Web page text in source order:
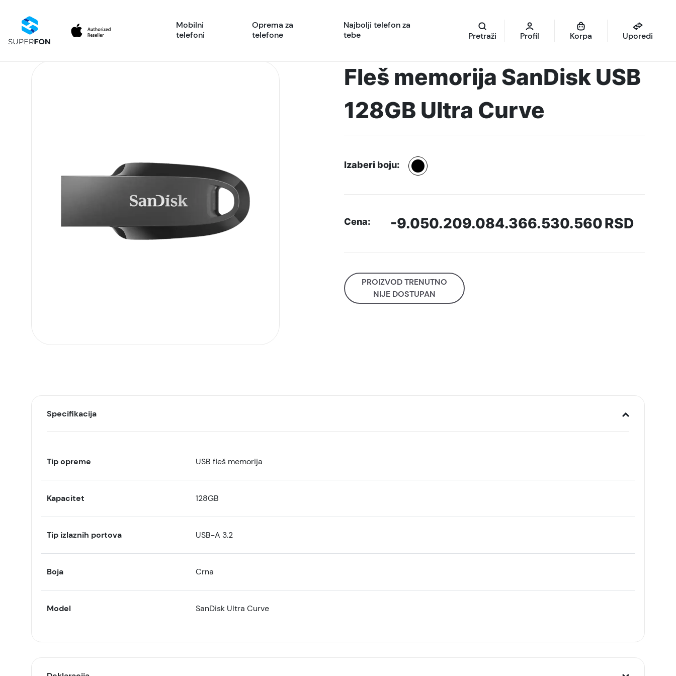
Mobilni
telefoni
Oprema za
telefone
Najbolji telefon za
tebe
Pretraži Profil Korpa Uporedi
Fleš memorija SanDisk USB
128GB Ultra Curve
Izaberi boju:
Cena: -9.050.209.084.366.530.560RSD
PROIZVOD TRENUTNO
NIJE DOSTUPAN
Specifikacija
Tip opreme USB fleš memorija
Kapacitet 128GB
Tip izlaznih portova USB-A 3.2
Boja Crna
Model SanDisk Ultra Curve